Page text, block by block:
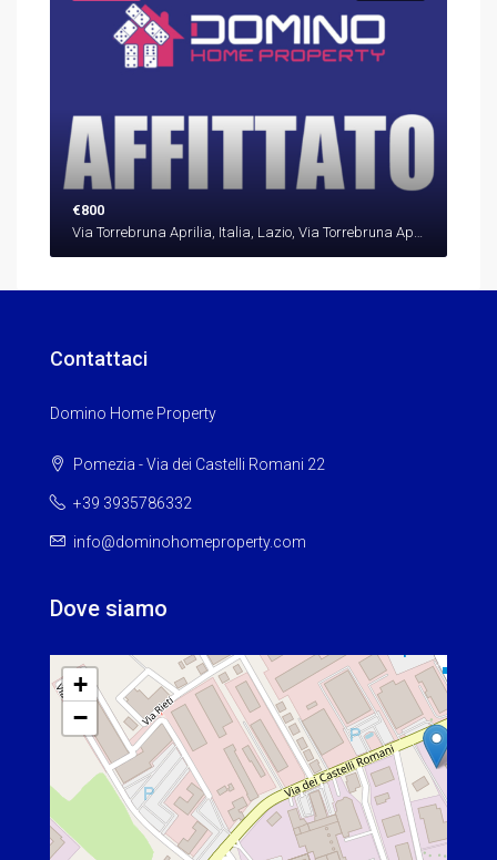
€800
Via Torrebruna Aprilia, Italia, Lazio, Via Torrebruna Aprilia
Contattaci
Domino Home Property
Pomezia - Via dei Castelli Romani 22
+39 3935786332
info@dominohomeproperty.com
Dove siamo
+
−